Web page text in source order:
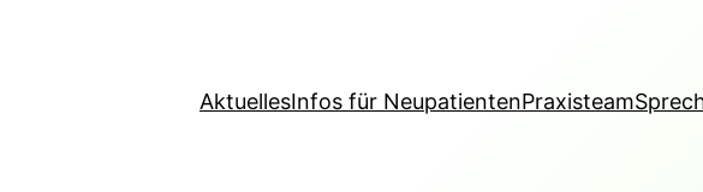
AktuellesInfos für Neu­pa­ti­entenPraxisteam